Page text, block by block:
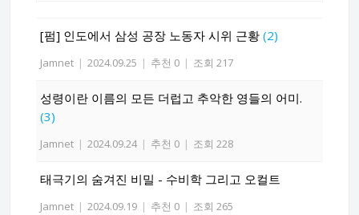
[펌] 인도에서 삼성 공장 노동자 시위 근황 (2)
Jamnet | 2024.09.25 | 추천 0 | 조회 217
성령이란 이름의 모든 더럽고 추악한 영들의 어미.
(3)
Jamnet | 2024.09.24 | 추천 0 | 조회 228
태극기의 숨겨진 비밀 - 수비학 그리고 오컬트
Jamnet | 2024.09.19 | 추천 0 | 조회 265